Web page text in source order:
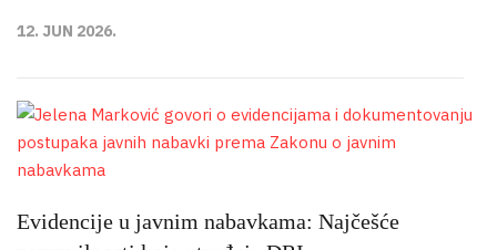
12. JUN 2026.
Evidencije u javnim nabavkama: Najčešće